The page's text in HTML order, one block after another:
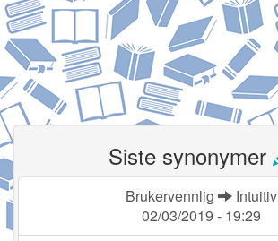
Siste synonymer
Brukervennlig
Intuitiv
02/03/2019 - 19:29